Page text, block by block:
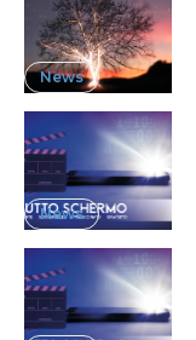
News
News